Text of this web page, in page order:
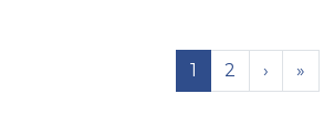
1 2 › »